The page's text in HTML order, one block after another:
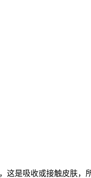
这是吸收或接触皮肤，